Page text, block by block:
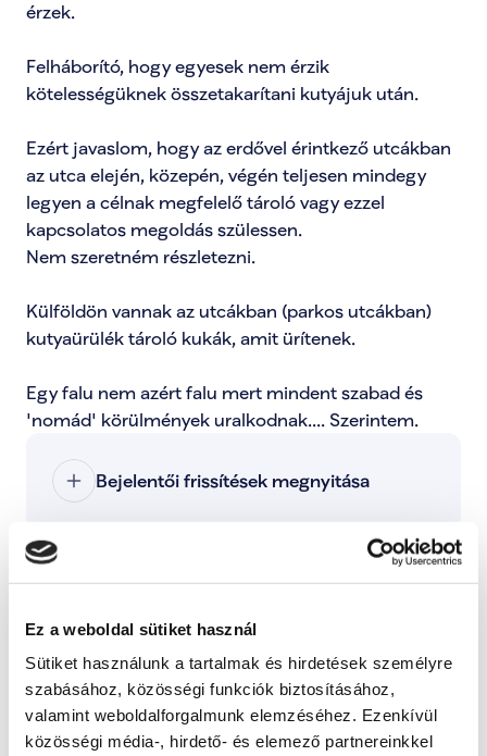
Ez a weboldal sütiket használ
Sütiket használunk a tartalmak és hirdetések személyre
szabásához, közösségi funkciók biztosításához,
valamint weboldalforgalmunk elemzéséhez. Ezenkívül
közösségi média-, hirdető- és elemező partnereinkkel
érzek.
Felháborító, hogy egyesek nem érzik
kötelességüknek összetakarítani kutyájuk után.
Ezért javaslom, hogy az erdővel érintkező utcákban
az utca elején, közepén, végén teljesen mindegy
legyen a célnak megfelelő tároló vagy ezzel
kapcsolatos megoldás szülessen.
Nem szeretném részletezni.
Külföldön vannak az utcákban (parkos utcákban)
kutyaürülék tároló kukák, amit ürítenek.
Egy falu nem azért falu mert mindent szabad és
'nomád' körülmények uralkodnak.... Szerintem.
Bejelentői frissítések megnyitása
Kategóriák:
Ezzel tudod jelezni, hogy ez a probléma rád is
hatással van, és fontosnak tartod a megoldását.
Támogatom